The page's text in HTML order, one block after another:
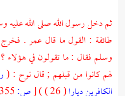
ثم دخل رسول الله صلى الله
طائفة : القول ما قال عمر. فخرج
وسلم فقال : ما تقولون في هؤلاء
لهم كانوا من قبلهم ; قالنوح : (
الكافرين ديارا( 26 ) )
[ص: